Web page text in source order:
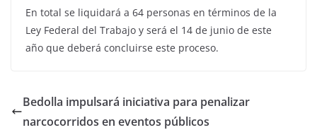
En total se liquidará a 64 personas en términos de la
Ley Federal del Trabajo y será el 14 de junio de este
año que deberá concluirse este proceso.
Bedolla impulsará iniciativa para penalizar
narcocorridos en eventos públicos